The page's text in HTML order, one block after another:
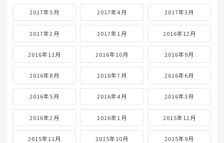
2017年5月 2017年4月 2017年3月
2017年2月 2017年1月 2016年12月
2016年11月 2016年10月 2016年9月
2016年8月 2016年7月 2016年6月
2016年5月 2016年4月 2016年3月
2016年2月 2016年1月 2015年12月
2015年11月 2015年10月 2015年9月